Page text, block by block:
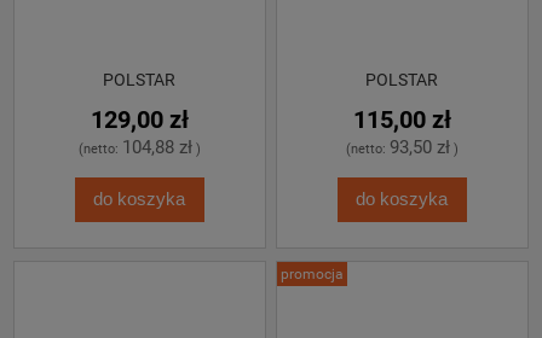
POLSTAR
129,00 zł
(netto: 104,88 zł)
do koszyka
POLSTAR
115,00 zł
(netto: 93,50 zł)
do koszyka
promocja